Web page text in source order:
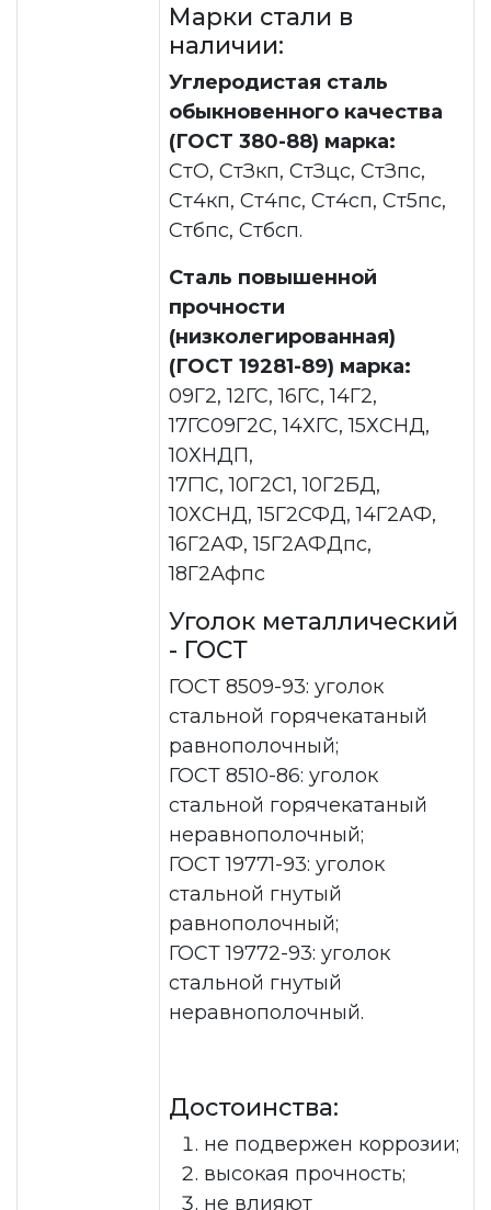
Марки стали в
наличии:
Углеродистая сталь
обыкновенного качества
(ГОСТ 380-88) марка:
СтО, СтЗкп, СтЗцс, СтЗпс,
Ст4кп, Ст4пс, Ст4сп, Ст5пс,
Стбпс, Стбсп.
Сталь повышенной
прочности
(низколегированная)
(ГОСТ 19281-89) марка:
09Г2, 12ГС, 16ГС, 14Г2,
17ГС09Г2С, 14ХГС, 15ХСНД,
10ХНДП,
17Г1С, 10Г2С1, 10Г2БД,
10ХСНД, 15Г2СФД, 14Г2АФ,
16Г2АФ, 15Г2АФДпс,
18Г2Афпс
Уголок металлический
- ГОСТ
ГОСТ 8509-93: уголок
стальной горячекатаный
равнополочный;
ГОСТ 8510-86: уголок
стальной горячекатаный
неравнополочный;
ГОСТ 19771-93: уголок
стальной гнутый
равнополочный;
ГОСТ 19772-93: уголок
стальной гнутый
неравнополочный.
Достоинства:
не подвержен коррозии;
высокая прочность;
не влияют